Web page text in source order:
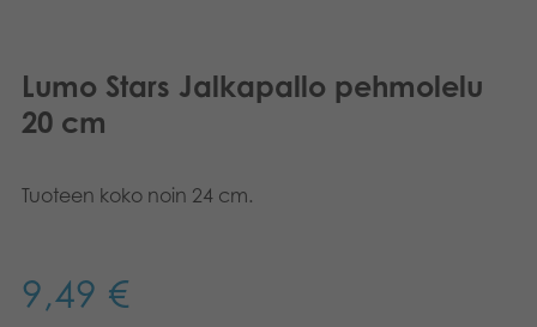
Lelut
Kirjat
Promotuotteet
Medialle
OSTOSKORI
OMA TILI
Norsk
Lumo Stars Jalkapallo pehmolelu
20 cm
Tuoteen koko noin 24 cm.
9,49 €